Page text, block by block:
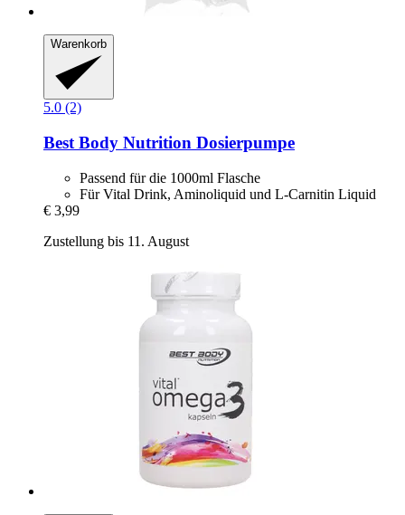
Warenkorb
5.0 (2)
Best Body Nutrition Dosierpumpe
Passend für die 1000ml Flasche
Für Vital Drink, Aminoliquid und L-Carnitin Liquid
€ 3,99
Zustellung bis 11. August